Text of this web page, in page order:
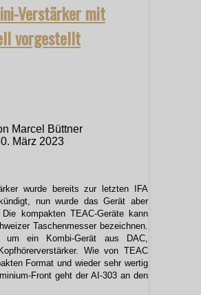
Verstärker mit
vorgestellt
Marcel Büttner
März 2023
wurde bereits zur letzten IFA
nun wurde das Gerät aber
kompakten TEAC-Geräte kann
Taschenmesser bezeichnen.
ein Kombi-Gerät aus DAC,
Wie von TEAC
Format und wieder sehr wertig
Front geht der AI-303 an den